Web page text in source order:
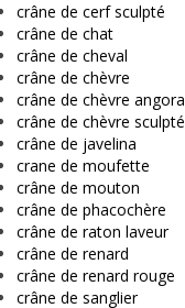
crâne de cerf sculpté
crâne de chat
crâne de cheval
crâne de chèvre
crâne de chèvre angora
crâne de chèvre sculpté
crâne de javelina
crane de moufette
crâne de mouton
crâne de phacochère
crâne de raton laveur
crâne de renard
crâne de renard rouge
crâne de sanglier